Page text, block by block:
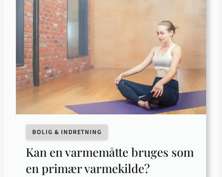
BOLIG & INDRETNING
Kan en varmemåtte bruges som
en primær varmekilde?